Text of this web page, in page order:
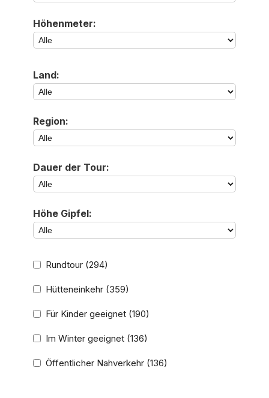
Höhenmeter:
Land:
Region:
Dauer der Tour:
Höhe Gipfel:
Rundtour (294)
Hütteneinkehr (359)
Für Kinder geeignet (190)
Im Winter geeignet (136)
Öffentlicher Nahverkehr (136)